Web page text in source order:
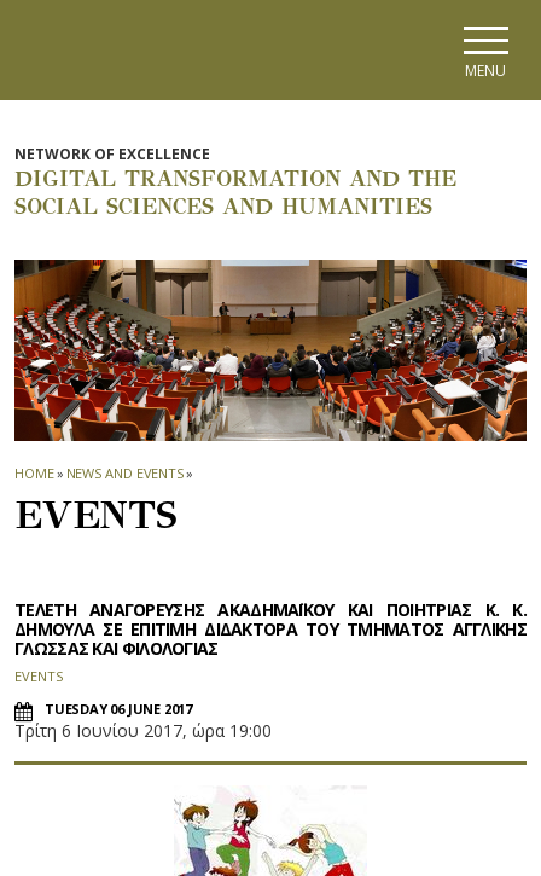
MENU
NETWORK OF EXCELLENCE
DIGITAL TRANSFORMATION AND THE
SOCIAL SCIENCES AND HUMANITIES
HOME» NEWS AND EVENTS»
EVENTS
ΤΕΛΕΤΗ ΑΝΑΓΟΡΕΥΣΗΣ ΑΚΑΔΗΜΑΪΚΟΥ ΚΑΙ ΠΟΙΗΤΡΙΑΣ Κ. Κ.
ΔΗΜΟΥΛΑ ΣΕ ΕΠΙΤΙΜΗ ΔΙΔΑΚΤΟΡΑ ΤΟΥ ΤΜΗΜΑΤΟΣ ΑΓΓΛΙΚΗΣ
ΓΛΩΣΣΑΣ ΚΑΙ ΦΙΛΟΛΟΓΙΑΣ
EVENTS
TUESDAY 06 JUNE 2017
Τρίτη 6 Ιουνίου 2017, ώρα 19:00